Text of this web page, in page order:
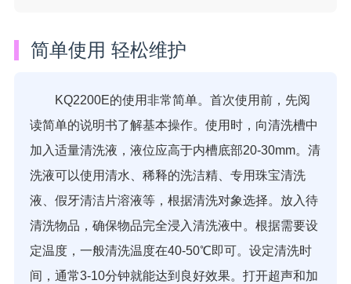
简单使用 轻松维护
KQ2200E的使用非常简单。首次使用前，先阅
读简单的说明书了解基本操作。使用时，向清洗槽中
加入适量清洗液，液位应高于内槽底部20-30mm。清
洗液可以使用清水、稀释的洗洁精、专用珠宝清洗
液、假牙清洁片溶液等，根据清洗对象选择。放入待
清洗物品，确保物品完全浸入清洗液中。根据需要设
定温度，一般清洗温度在40-50℃即可。设定清洗时
间，通常3-10分钟就能达到良好效果。打开超声和加